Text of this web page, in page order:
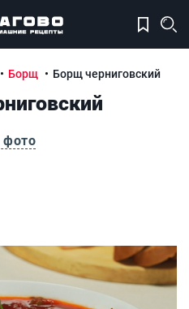
Борщ Борщ черниговский
фото